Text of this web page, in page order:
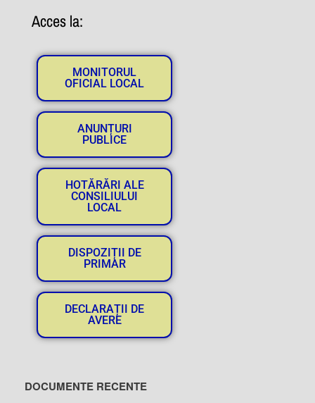
Acces la:
MONITORUL
OFICIAL LOCAL
ANUNȚURI
PUBLICE
HOTĂRĂRI ALE
CONSILIULUI
LOCAL
DISPOZIȚII DE
PRIMAR
DECLARAȚII DE
AVERE
DOCUMENTE RECENTE